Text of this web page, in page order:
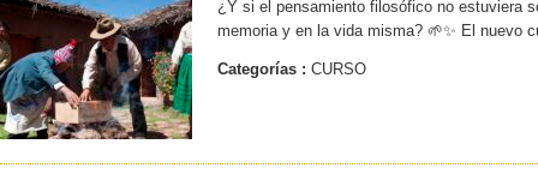
¿Y si el pensamiento filosófico no estuviera
memoria y en la vida misma? 🌱✨ El nuevo
Categorías : CURSO